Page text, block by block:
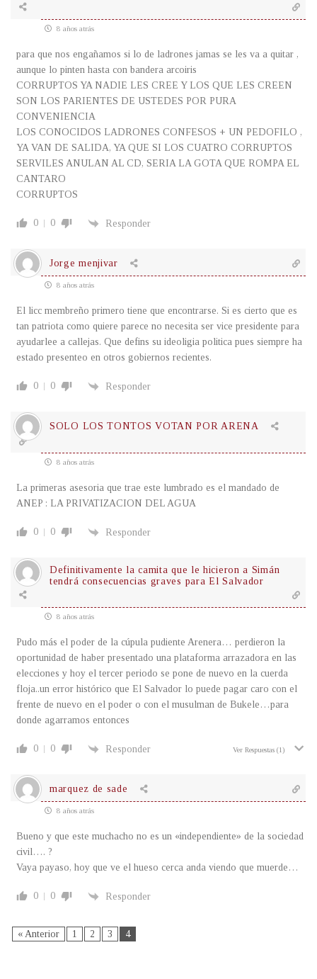
8 años atrás
para que nos engañamos si lo de ladrones jamas se les va a quitar ,
aunque lo pinten hasta con bandera arcoiris
CORRUPTOS YA NADIE LES CREE Y LOS QUE LES CREEN
SON LOS PARIENTES DE USTEDES POR PURA
CONVENIENCIA
LOS CONOCIDOS LADRONES CONFESOS + UN PEDOFILO ,
YA VAN DE SALIDA, YA QUE SI LOS CUATRO CORRUPTOS
SERVILES ANULAN AL CD, SERIA LA GOTA QUE ROMPA EL
CANTARO
CORRUPTOS
0 0 Responder
Jorge menjivar
8 años atrás
El licc membreño primero tiene que encontrarse. Si es cierto que es
tan patriota como quiere parece no necesita ser vice presidente para
ayudarlee a callejas. Que defins su ideoligia politica pues siempre ha
estado presenteo en otros gobiernos recientes.
0 0 Responder
SOLO LOS TONTOS VOTAN POR ARENA
8 años atrás
La primeras asesoria que trae este lumbrado es el mandado de
ANEP : LA PRIVATIZACION DEL AGUA
0 0 Responder
Definitivamente la camita que le hicieron a Simán
tendrá consecuencias graves para El Salvador
8 años atrás
Pudo más el poder de la cúpula pudiente Arenera… perdieron la
oportunidad de haber presentado una plataforma arrazadora en las
elecciones y hoy el tercer periodo se pone de nuevo en la cuerda
floja..un error histórico que El Salvador lo puede pagar caro con el
frente de nuevo en el poder o con el musulman de Bukele…para
donde agarramos entonces
0 0 Responder Ver Respuestas (1)
marquez de sade
8 años atrás
Bueno y que este muchacho no es un «independiente» de la sociedad
civil…. ?
Vaya payaso, hoy que ve el hueso cerca anda viendo que muerde…
0 0 Responder
« Anterior 1 2 3 4